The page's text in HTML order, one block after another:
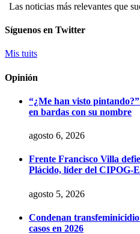
Las noticias más relevantes que
Síguenos en Twitter
Mis tuits
Opinión
“¿Me han visto
en bardas con su nombre
agosto 6, 2026
Frente Francisco Villa
Plácido, líder del CIPOG-
agosto 5, 2026
Condenan
casos en 2026